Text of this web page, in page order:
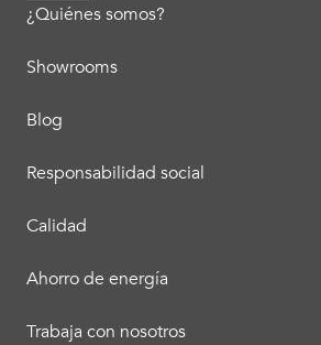
¿Quiénes somos?
Showrooms
Blog
Responsabilidad social
Calidad
Ahorro de energía
Trabaja con nosotros